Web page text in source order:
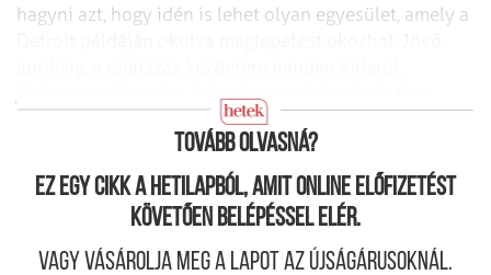
hagyni azt, hogy idén is lehet olyan egyesület, amely a
Tovább olvasná?
Ez egy cikk a hetilapból, amit online előfizetést
követően belépéssel elér.
Vagy vásárolja meg a lapot az újságárusoknál.